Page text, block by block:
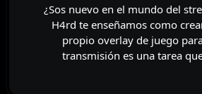
¿Sos nuevo en el mundo del streaming? En Full
H4rd te enseñamos como
propio overlay de juego
transmisión es una tarea